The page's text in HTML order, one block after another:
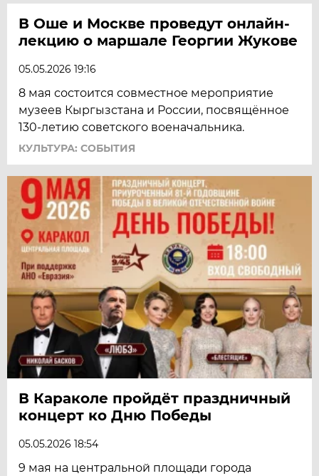
В Оше и Москве проведут онлайн-
лекцию о маршале Георгии Жукове
05.05.2026 19:16
8 мая состоится совместное мероприятие
музеев Кыргызстана и России, посвящённое
130-летию советского военачальника.
КУЛЬТУРА: СОБЫТИЯ
В Караколе пройдёт праздничный
концерт ко Дню Победы
05.05.2026 18:54
9 мая на центральной площади города